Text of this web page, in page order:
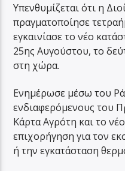
Υπενθυμίζεται ότι η
πραγματοποίησε
εγκαινίασε το νέο
25ης Αυγούστου, το
στη χώρα.
Ενημέρωσε μέσω του
ενδιαφερόμενους του
Κάρτα Αγρότη και το
επιχορήγηση για τον
ή την εγκατάσταση